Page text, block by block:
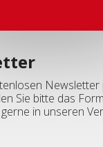
Newsletter
Sie bitte das
in unseren